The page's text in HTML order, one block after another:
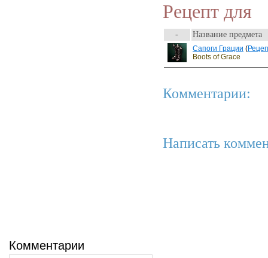
Комментарии
Рецепт для
- Название предмета
Сапоги Грации (
Boots of Grace
Комментарии:
Написать